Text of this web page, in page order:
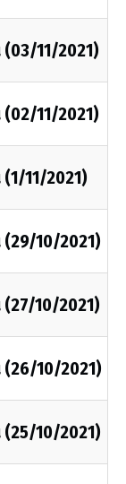
(03/11/2021)
(02/11/2021)
11/2021)
(29/10/2021)
(27/10/2021)
(26/10/2021)
(25/10/2021)